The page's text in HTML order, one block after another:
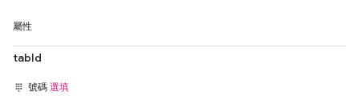
屬性
tabId
號碼 選填